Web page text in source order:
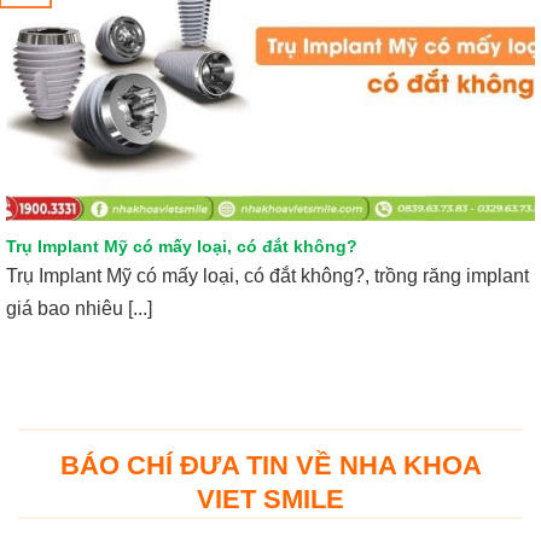
Trụ Implant Mỹ có mấy loại, có đắt không?
Trụ Implant Mỹ có mấy loại, có đắt không?, trồng răng implant
giá bao nhiêu [...]
BÁO CHÍ ĐƯA TIN VỀ NHA KHOA
VIET SMILE